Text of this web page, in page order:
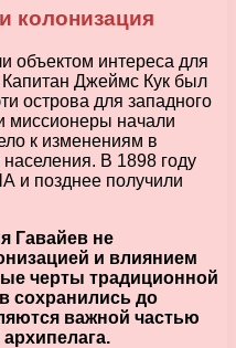
колонизация
объектом интереса для
Капитан Джеймс Кук был
острова для западного
миссионеры начали
к изменениям в
В 1898 году
и позднее получили
Гавайев не
и влиянием
черты традиционной
сохранились до
важной частью